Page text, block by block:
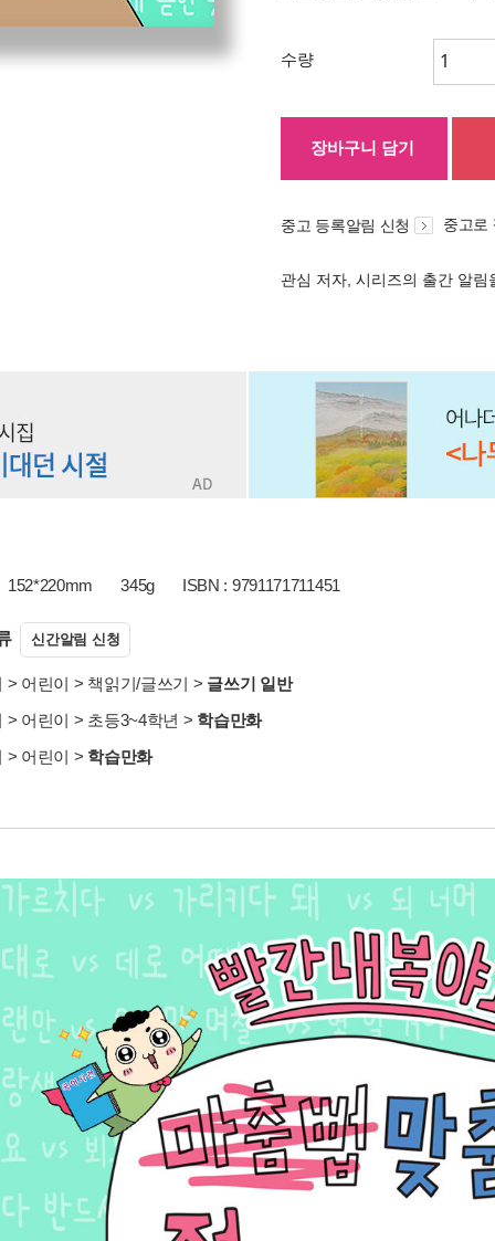
수량
장바구니 담기
중고 등록알림 신청 중고로
관심 저자, 시리즈의 출간 알림
152*220mm 345g ISBN : 9791171711451
신간알림 신청
> 어린이 > 책읽기/글쓰기 > 글쓰기 일반
> 어린이 > 초등3~4학년 > 학습만화
> 어린이 > 학습만화